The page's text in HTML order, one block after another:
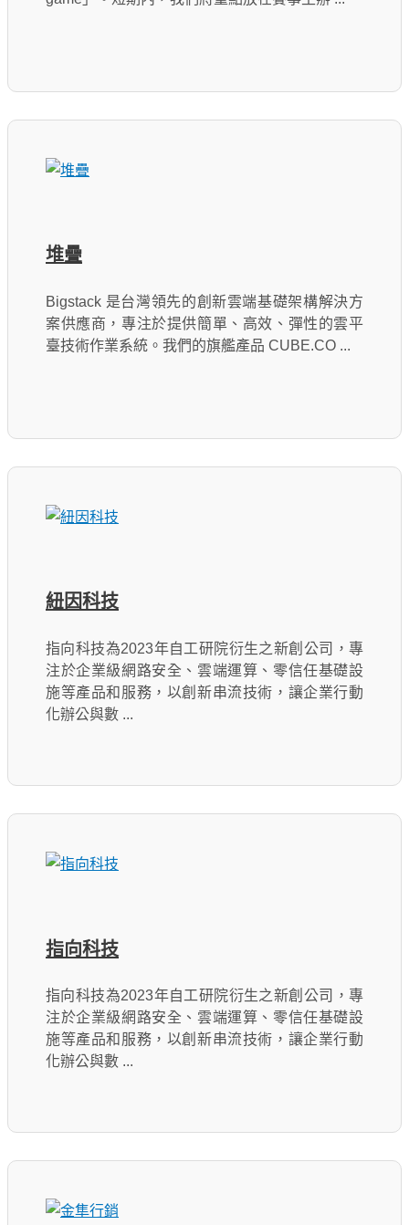
堆疊
Bigstack 是台灣領先的創新雲端基礎架構解決方
案供應商，專注於提供簡單、高效、彈性的雲平
臺技術作業系統。我們的旗艦產品 CUBE.CO ...
紐因科技
指向科技為2023年自工研院衍生之新創公司，專
注於企業級網路安全、雲端運算、零信任基礎設
施等產品和服務，以創新串流技術，讓企業行動
化辦公與數 ...
指向科技
指向科技為2023年自工研院衍生之新創公司，專
注於企業級網路安全、雲端運算、零信任基礎設
施等產品和服務，以創新串流技術，讓企業行動
化辦公與數 ...